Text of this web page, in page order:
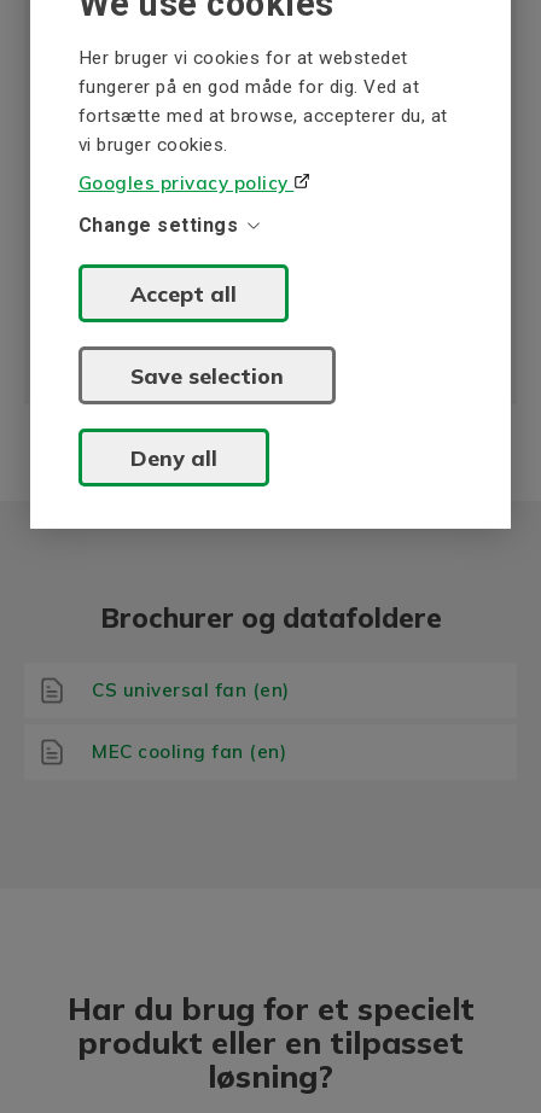
Her bruger vi cookies for at webstedet
fungerer på en god måde for dig. Ved at
fortsætte med at browse, accepterer du, at
vi bruger cookies.
Googles privacy policy
Change settings
Accept all
Save selection
Deny all
Original blæser til elmotorer
fra BEVI
Kontakt kundesupport, hvis du er interesseret
i originale blæsere som reservedele til BEVI-
elmotorer.
Tag kontakt, eller hent vores produktblade i
specifikationer og produktfunktioner.
Brochurer og datafoldere
CS universal fan (en)
MEC cooling fan (en)
Har du brug for et specielt
produkt eller en tilpasset
løsning?